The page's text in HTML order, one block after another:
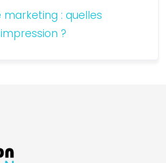
marketing : quelles
?